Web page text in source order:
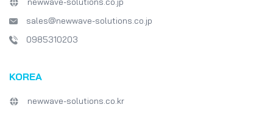
sales@newwave-solutions.co.jp
0985310203
KOREA
newwave-solutions.co.kr